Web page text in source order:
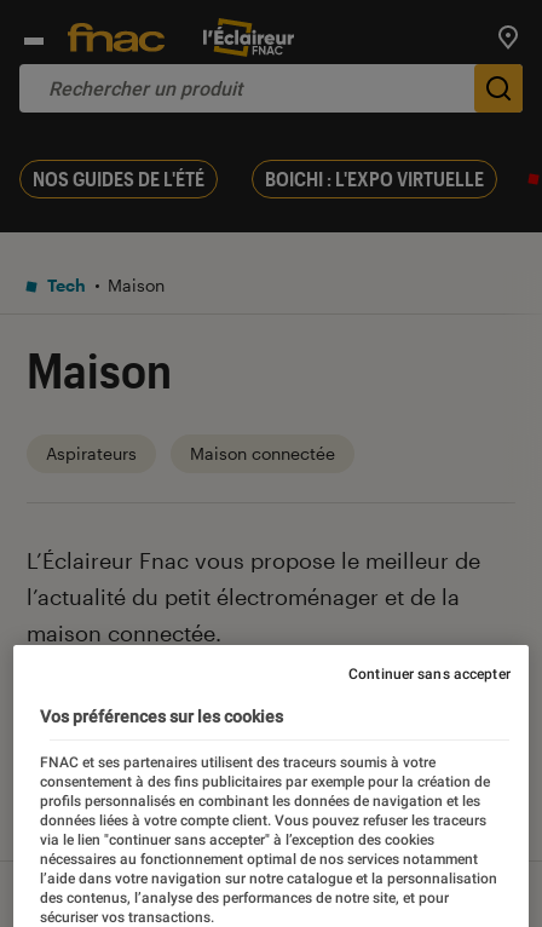
NOS GUIDES DE L'ÉTÉ BOICHI : L'EXPO VIRTUELLE
Tech Maison
Maison
Aspirateurs Maison connectée
Introduction
L’Éclaireur Fnac vous propose le meilleur de
l’actualité du petit électroménager et de la
maison connectée.
Nos derniers contenus
Tout Articles Sélections et guides
Vos préférences sur les cookies
FNAC et ses partenaires utilisent des traceurs soumis à votre
consentement à des fins publicitaires par exemple pour la création de
profils personnalisés en combinant les données de navigation et les
données liées à votre compte client. Vous pouvez refuser les traceurs
via le lien "continuer sans accepter" à l’exception des cookies
nécessaires au fonctionnement optimal de nos services notamment
l’aide dans votre navigation sur notre catalogue et la personnalisation
des contenus, l’analyse des performances de notre site, et pour
sécuriser vos transactions.
Continuer sans accepter